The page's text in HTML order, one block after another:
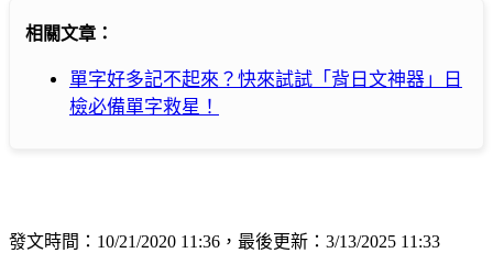
相關文章：
單字好多記不起來？快來試試「背日文神器」日
檢必備單字救星！
發文時間：10/21/2020 11:36，最後更新：3/13/2025 11:33